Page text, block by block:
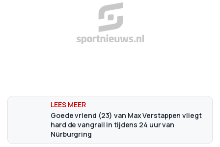
Goede vriend (23) van Max Verstappen vliegt
hard de vangrail in tijdens 24 uur van
Nürburgring